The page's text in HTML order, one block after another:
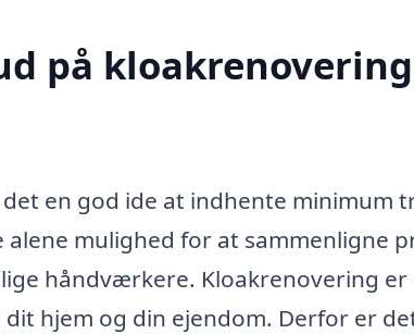
på
en god ide at indhente minimum
mulighed for at sammenligne
håndværkere. Kloakrenovering er
hjem og din ejendom. Derfor er